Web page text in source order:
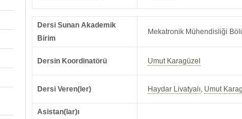
Dersi Sunan Akademik
Birim
Mekatronik Mühendisliği
Dersin Koordinatörü Umut Karagüzel
Dersi Veren(ler) Haydar Livatyalı, Umut
Asistan(lar)ı